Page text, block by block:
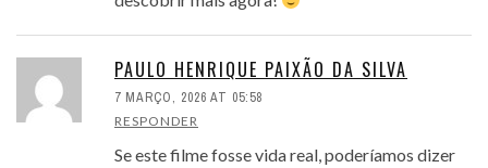
PAULO HENRIQUE PAIXÃO DA SILVA
7 MARÇO, 2026 AT 05:58
RESPONDER
Se este filme fosse vida real, poderíamos dizer